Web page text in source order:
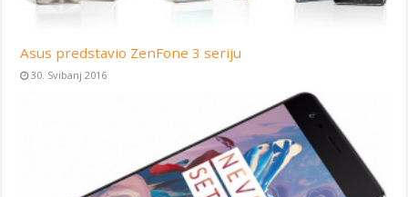
Asus predstavio ZenFone 3 seriju
30. Svibanj 2016